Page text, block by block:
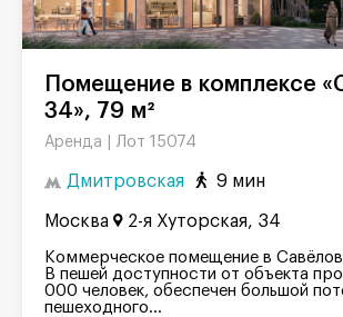
Помещение в комплексе «Симфония
34», 79 м²
Аренда | Лот 15074
Дмитровская 9 мин
Москва 2-я Хуторская, 34
Коммерческое помещение в
В пешей доступности от объекта
000 человек, обеспечен большой
пешеходного...